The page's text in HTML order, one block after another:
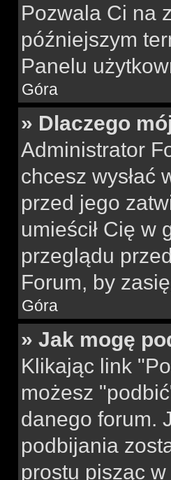
Pozwala Ci na
późniejszym
Panelu
Góra
» Dlaczego
Administrator
chcesz wysłać
przed jego
umieścił Cię w
przeglądu
Forum, by
Góra
» Jak mogę
Klikając link
możesz
danego forum.
podbijania
prostu pisząc